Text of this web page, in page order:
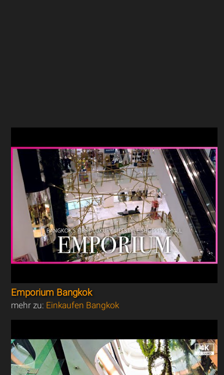
Emporium Bangkok
mehr zu: Einkaufen Bangkok